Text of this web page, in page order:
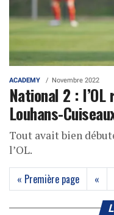
ACADEMY Novembre 2022
National 2 :
Louhans-
Tout avait bien
l’OL.
« Première page «